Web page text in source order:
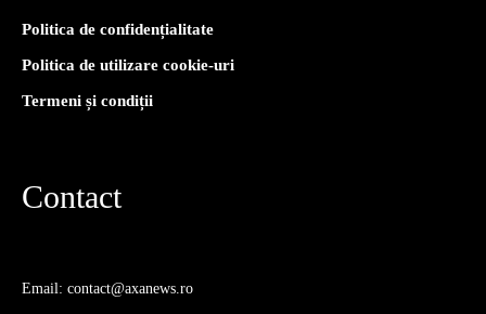
Politica de confidențialitate
Politica de utilizare cookie-uri
Termeni și condiții
Contact
Email: contact@axanews.ro